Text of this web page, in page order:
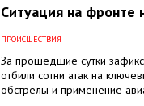
Ситуация на фронте
ПРОИСШЕСТВИЯ
За прошедшие сутки
отбили сотни атак на
обстрелы и применение